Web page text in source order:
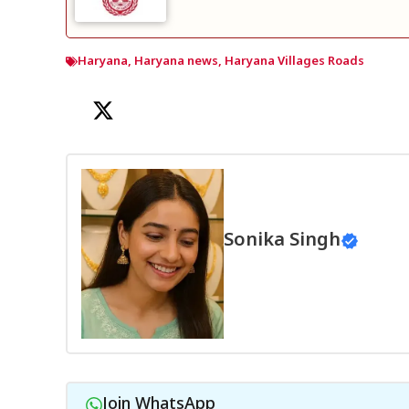
Haryana, Haryana news, Haryana Villages Roads
Sonika Singh